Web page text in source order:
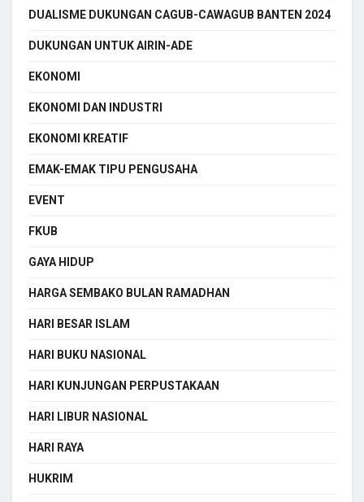
DUALISME DUKUNGAN CAGUB-CAWAGUB BANTEN 2024
DUKUNGAN UNTUK AIRIN-ADE
EKONOMI
EKONOMI DAN INDUSTRI
EKONOMI KREATIF
EMAK-EMAK TIPU PENGUSAHA
EVENT
FKUB
GAYA HIDUP
HARGA SEMBAKO BULAN RAMADHAN
HARI BESAR ISLAM
HARI BUKU NASIONAL
HARI KUNJUNGAN PERPUSTAKAAN
HARI LIBUR NASIONAL
HARI RAYA
HUKRIM